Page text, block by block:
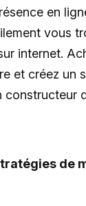
en
vous
internet.
et créez un
constructeur
de